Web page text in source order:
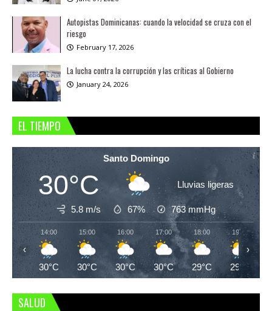
Autopistas Dominicanas: cuando la velocidad se cruza con el
riesgo
February 17, 2026
La lucha contra la corrupción y las críticas al Gobierno
January 24, 2026
EL TIEMPO
Santo Domingo
30°C Lluvias ligeras
5.8 m/s 67% 763mmHg
14:00
30°C
15:00
30°C
16:00
30°C
17:00
30°C
18:00
29°C
19:00
29°C
‹ ›
SALUD